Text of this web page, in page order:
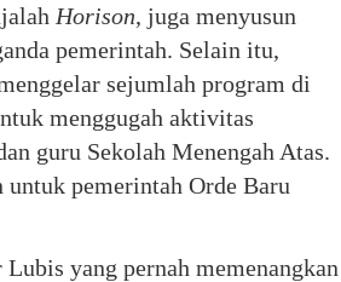
Horison, juga menyusun
pemerintah. Selain itu,
sejumlah program di
menggugah aktivitas
guru Sekolah Menengah Atas.
untuk pemerintah Orde Baru
yang pernah memenangkan